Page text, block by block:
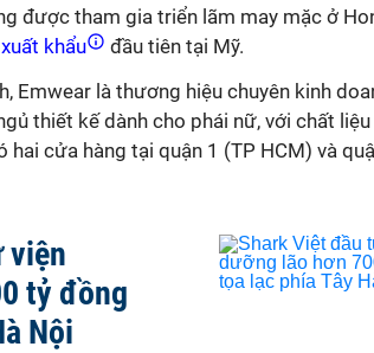
được tham gia triển lãm may mặc ở
xuất khẩu
đầu tiên tại Mỹ.
Emwear là thương hiệu chuyên kinh
thiết kế dành cho phái nữ, với chất liệu
hai cửa hàng tại quận 1 (TP HCM) và
viện
tỷ đồng
Nội